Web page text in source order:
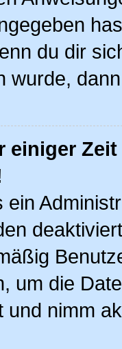
du dir
wurde,
einiger
ein
um die
und nimm